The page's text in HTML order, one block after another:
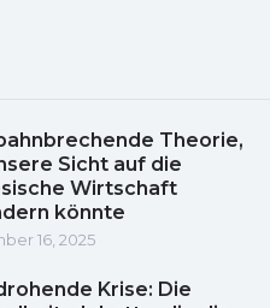
Theorie,
Sicht auf die
Wirtschaft
könnte
16, 2025
Krise: Die